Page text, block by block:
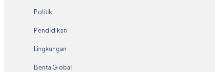
Politik
Pendidikan
Lingkungan
Berita Global